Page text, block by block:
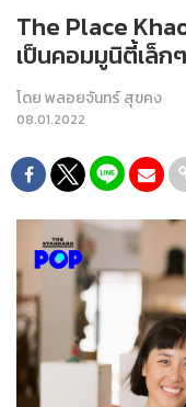
The Place
เป็นคอมมูนิตี้เล็ก
โดยพลอยจันทร์ สุขคง
08.01.2022